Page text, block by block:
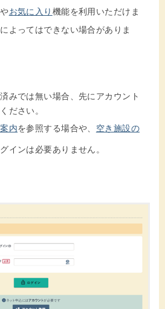
お気に入り 機能を利用いただけま
よってはできない場合がありま
みでは無い場合、先にアカウント
ださい。
内を参照する場合や、 空き施設の
インは必要ありません。